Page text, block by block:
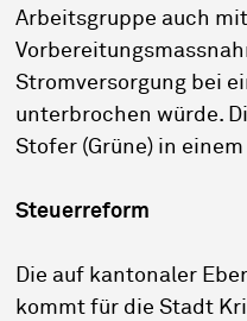
Arbeitsgruppe auch mit
Stromversorgung bei
unterbrochen würde.
Stofer (Grüne) in
Steuerreform
Die auf kantonaler
kommt für die Stadt